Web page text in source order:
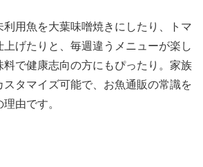
利用魚を大葉味噌焼きにしたり、トマ
上げたりと、毎週違うメニューが楽し
料で健康志向の方にもぴったり。家族
タマイズ可能で、お魚通販の常識を
由です。